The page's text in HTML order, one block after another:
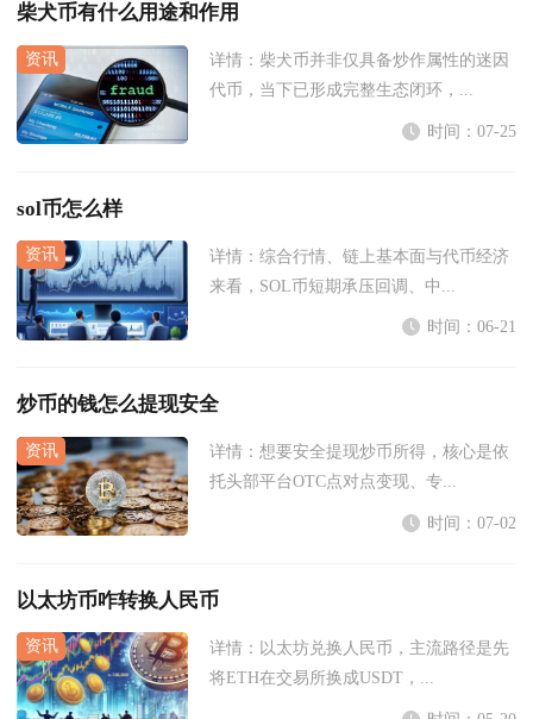
柴犬币有什么用途和作用
详情： 柴犬币并非仅具备炒作属性的迷因
代币，当下已形成完整生态闭环，...
时间：07-25
sol币怎么样
详情： 综合行情、链上基本面与代币经济
来看，SOL币短期承压回调、中...
时间：06-21
炒币的钱怎么提现安全
详情： 想要安全提现炒币所得，核心是依
托头部平台OTC点对点变现、专...
时间：07-02
以太坊币咋转换人民币
详情： 以太坊兑换人民币，主流路径是先
将ETH在交易所换成USDT，...